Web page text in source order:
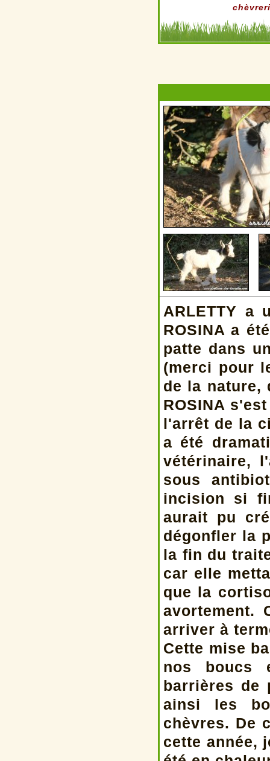
ARLETTY a
ROSINA a
patte dans
(merci pour
de la nature,
ROSINA
l'arrêt de la
a été
vétérinaire,
sous
incision si
aurait pu
dégonfler la
la fin du
car elle
que la
avortement.
arriver à
Cette mise
nos boucs
barrières de
ainsi les
chèvres. De
cette année,